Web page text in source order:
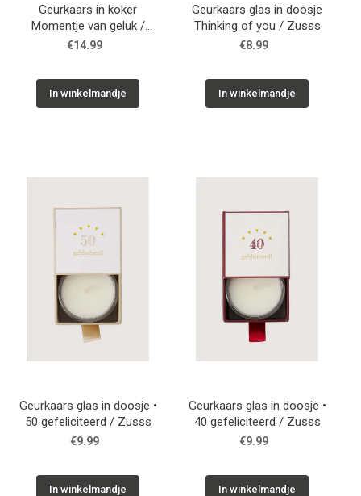
Geurkaars in koker
Momentje van geluk /
Zusss
€14.99
In winkelmandje
Geurkaars glas in doosje
Thinking of you / Zusss
€8.99
In winkelmandje
Geurkaars glas in doosje •
50 gefeliciteerd / Zusss
€9.99
In winkelmandje
Geurkaars glas in doosje •
40 gefeliciteerd / Zusss
€9.99
In winkelmandje